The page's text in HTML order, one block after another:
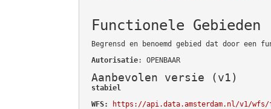
Functionele Gebieden
Begrensd en benoemd gebied dat door een
Autorisatie: OPENBAAR
Aanbevolen versie (v1)
stabiel
WFS:
https://api.data.amsterdam.nl/v1/wfs/